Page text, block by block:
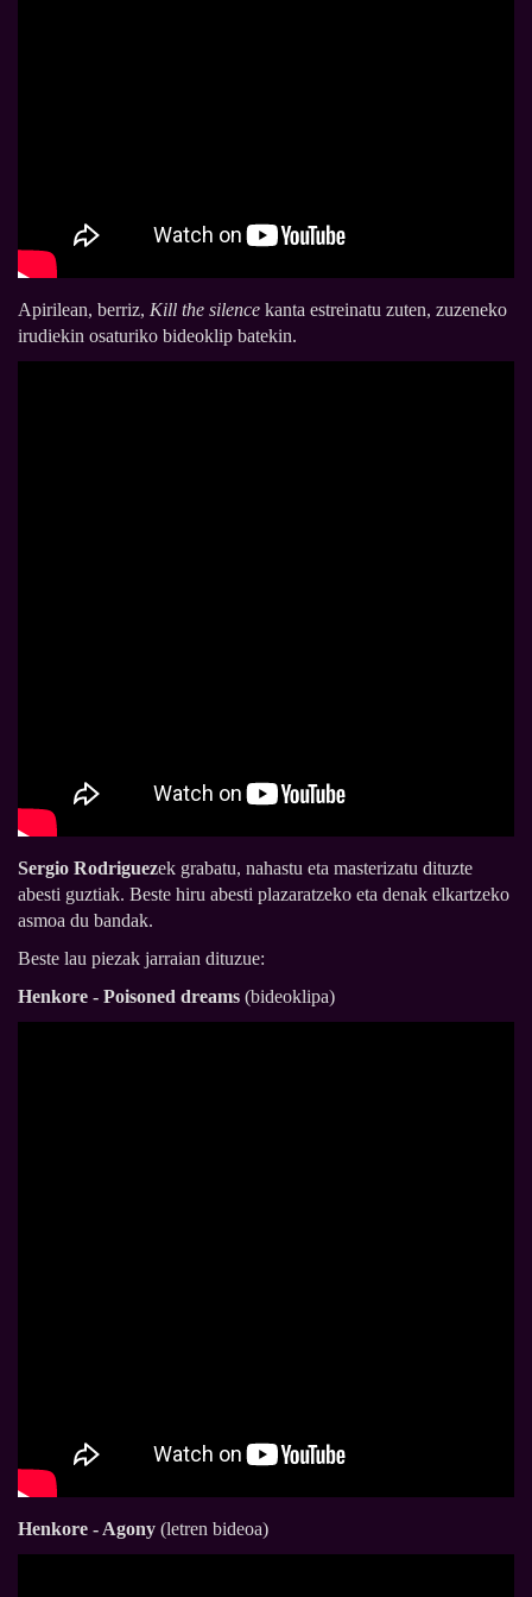
Apirilean, berriz, Kill the silence kanta estreinatu zuten, zuzeneko
irudiekin osaturiko bideoklip batekin.
Sergio Rodriguezek grabatu, nahastu eta masterizatu dituzte
abesti guztiak. Beste hiru abesti plazaratzeko eta denak elkartzeko
asmoa du bandak.
Beste lau piezak jarraian dituzue:
Henkore - Poisoned dreams (bideoklipa)
Henkore - Agony (letren bideoa)